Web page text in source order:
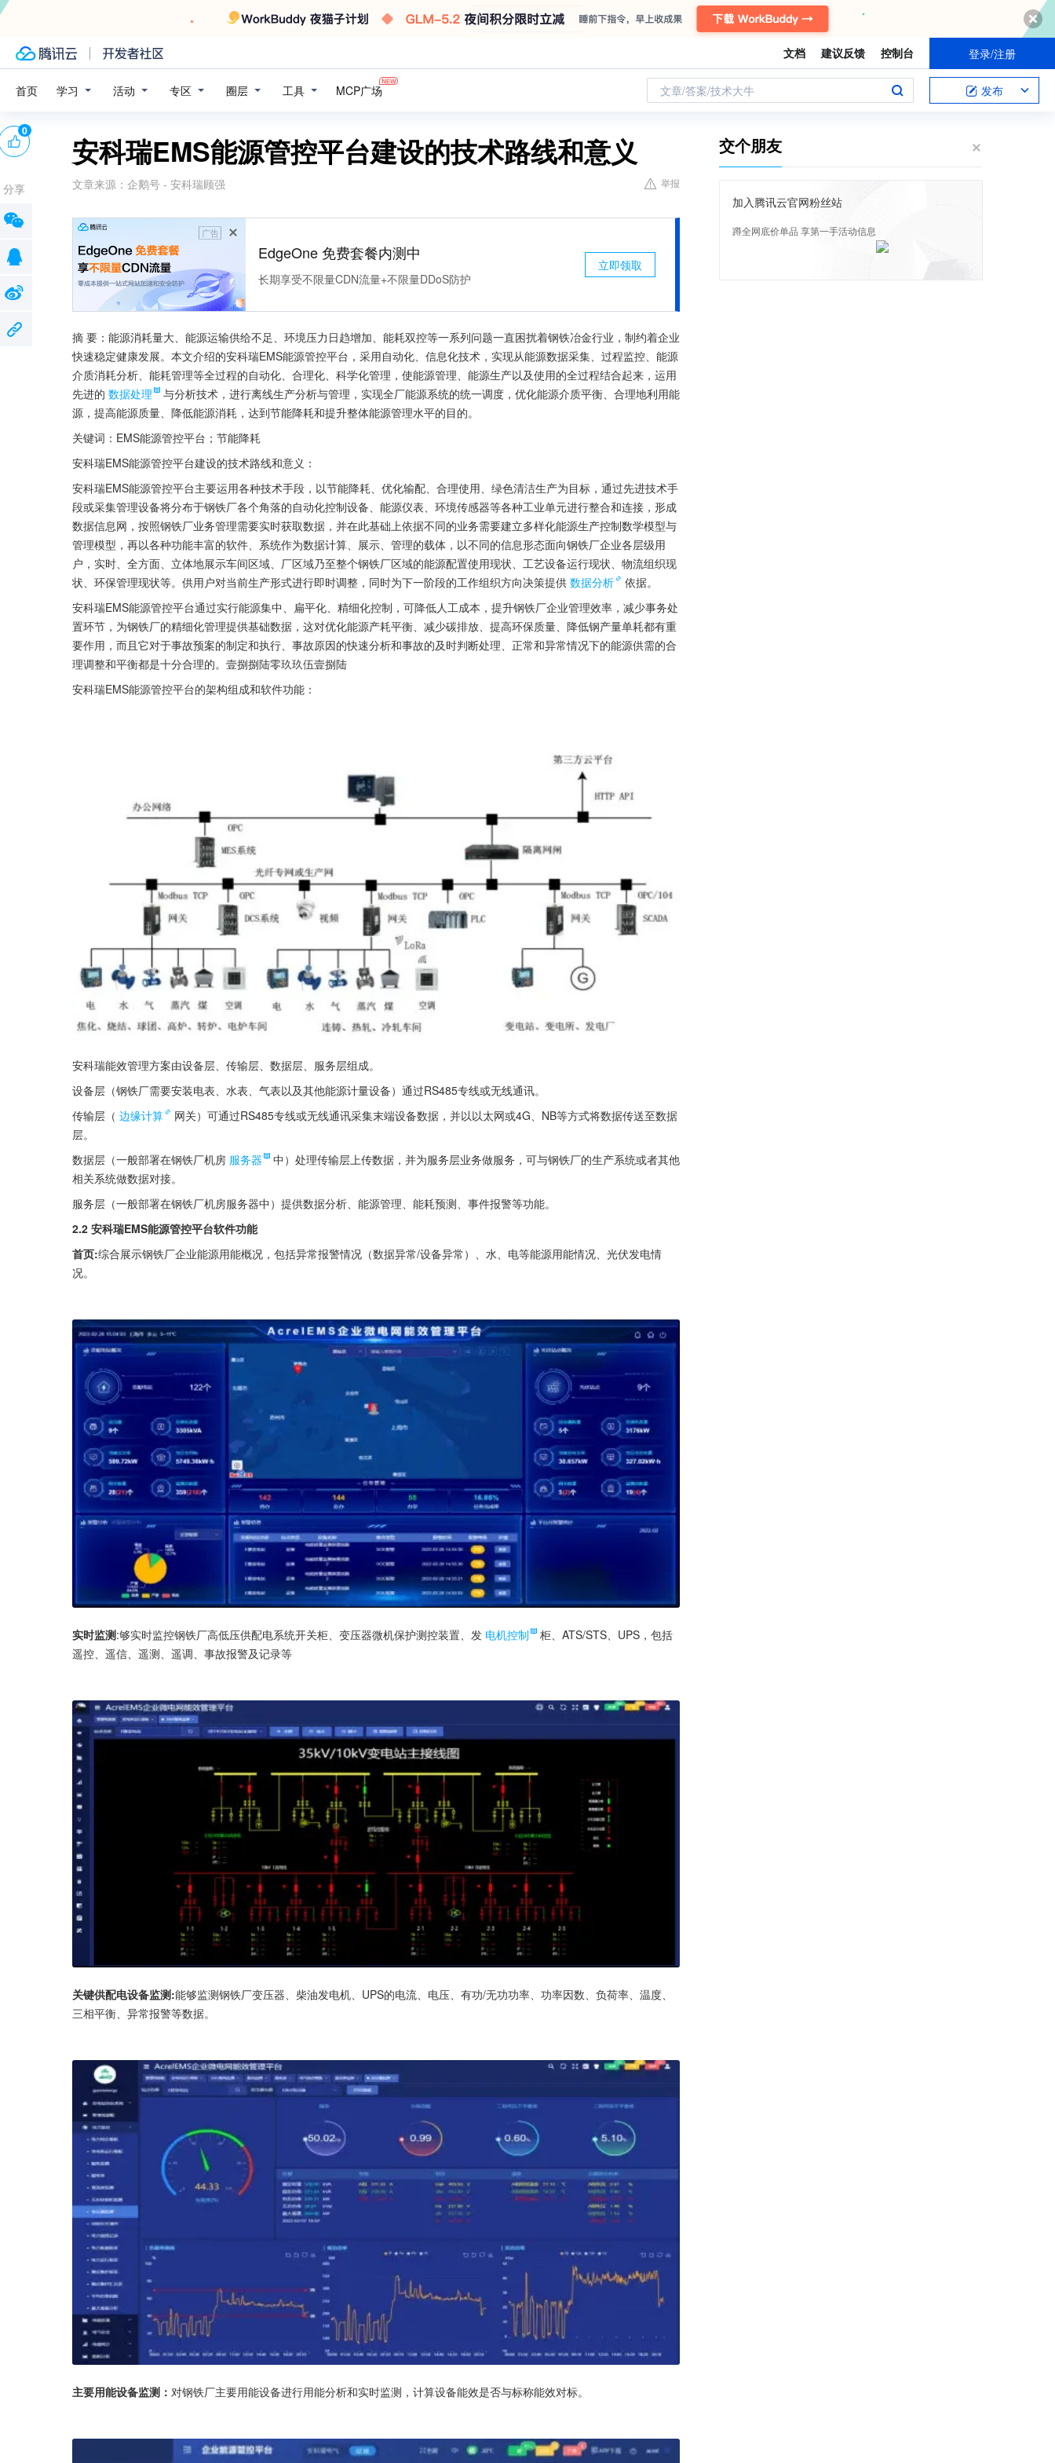
文档 建议反馈 控制台 登录/注册
首页 学习 活动 专区 圈层 工具 MCP广场 文章/答案/技术大牛 发布
安科瑞EMS能源管控平台建设的技术路线和意义
文章来源： 企鹅号 - 安科瑞顾强 举报
广告
EdgeOne 免费套餐内测中
长期享受不限量CDN流量+不限量DDoS防护
立即领取
摘 要：能源消耗量大、能源运输供给不足、环境压力日趋增加、能耗双控等一系列问题一直困扰着钢铁冶金行业，制约着企业
快速稳定健康发展。本文介绍的安科瑞EMS能源管控平台，采用自动化、信息化技术，实现从能源数据采集、过程监控、能源
介质消耗分析、能耗管理等全过程的自动化、合理化、科学化管理，使能源管理、能源生产以及使用的全过程结合起来，运用
先进的 数据处理
与分析技术，进行离线生产分析与管理，实现全厂能源系统的统一调度，优化能源介质平衡、合理地利用能
源，提高能源质量、降低能源消耗，达到节能降耗和提升整体能源管理水平的目的。
关键词：EMS能源管控平台；节能降耗
安科瑞EMS能源管控平台建设的技术路线和意义：
安科瑞EMS能源管控平台主要运用各种技术手段，以节能降耗、优化输配、合理使用、绿色清洁生产为目标，通过先进技术手
段或采集管理设备将分布于钢铁厂各个角落的自动化控制设备、能源仪表、环境传感器等各种工业单元进行整合和连接，形成
数据信息网，按照钢铁厂业务管理需要实时获取数据，并在此基础上依据不同的业务需要建立多样化能源生产控制数学模型与
管理模型，再以各种功能丰富的软件、系统作为数据计算、展示、管理的载体，以不同的信息形态面向钢铁厂企业各层级用
户，实时、全方面、立体地展示车间区域、厂区域乃至整个钢铁厂区域的能源配置使用现状、工艺设备运行现状、物流组织现
状、环保管理现状等。供用户对当前生产形式进行即时调整，同时为下一阶段的工作组织方向决策提供 数据分析
依据。
安科瑞EMS能源管控平台通过实行能源集中、扁平化、精细化控制，可降低人工成本，提升钢铁厂企业管理效率，减少事务处
置环节，为钢铁厂的精细化管理提供基础数据，这对优化能源产耗平衡、减少碳排放、提高环保质量、降低钢产量单耗都有重
要作用，而且它对于事故预案的制定和执行、事故原因的快速分析和事故的及时判断处理、正常和异常情况下的能源供需的合
理调整和平衡都是十分合理的。壹捌捌陆零玖玖伍壹捌陆
安科瑞EMS能源管控平台的架构组成和软件功能：
安科瑞能效管理方案由设备层、传输层、数据层、服务层组成。
设备层（钢铁厂需要安装电表、水表、气表以及其他能源计量设备）通过RS485专线或无线通讯。
传输层（ 边缘计算
网关）可通过RS485专线或无线通讯采集末端设备数据，并以以太网或4G、NB等方式将数据传送至数据
层。
数据层（一般部署在钢铁厂机房 服务器
中）处理传输层上传数据，并为服务层业务做服务，可与钢铁厂的生产系统或者其他
相关系统做数据对接。
服务层（一般部署在钢铁厂机房服务器中）提供数据分析、能源管理、能耗预测、事件报警等功能。
2.2 安科瑞EMS能源管控平台软件功能
首页:综合展示钢铁厂企业能源用能概况，包括异常报警情况（数据异常/设备异常）、水、电等能源用能情况、光伏发电情
况。
实时监测:够实时监控钢铁厂高低压供配电系统开关柜、变压器微机保护测控装置、发 电机控制
柜、ATS/STS、UPS，包括
遥控、遥信、遥测、遥调、事故报警及记录等
关键供配电设备监测:能够监测钢铁厂变压器、柴油发电机、UPS的电流、电压、有功/无功功率、功率因数、负荷率、温度、
三相平衡、异常报警等数据。
主要用能设备监测： 对钢铁厂主要用能设备进行用能分析和实时监测，计算设备能效是否与标称能效对标。
0
分享
交个朋友
加入腾讯云官网粉丝站
蹲全网底价单品 享第一手活动信息